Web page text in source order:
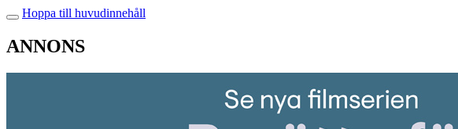
Hoppa till huvudinnehåll
ANNONS